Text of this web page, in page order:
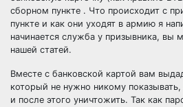
сборном пункте . Что происходит с
пункте и как они уходят в армию я
начинается служба у призывника, вы
нашей статей.
Вместе с банковской картой вам
который не нужно никому
и после этого уничтожить. Так как